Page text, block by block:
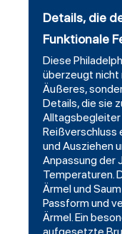
Details, die
Funktionale
Diese
überzeugt nicht
Äußeres,
Details, die sie
Alltagsbegleiter
Reißverschluss
und Ausziehen
Anpassung der
Temperaturen.
Ärmel und
Passform und
Ärmel. Ein